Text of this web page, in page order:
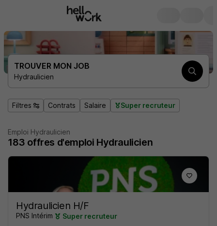
TROUVER MON JOB
Hydraulicien
Filtres Contrats Salaire Super recruteur
Emploi Hydraulicien
183 offres d'emploi Hydraulicien
Hydraulicien H/F
PNS Intérim Super recruteur